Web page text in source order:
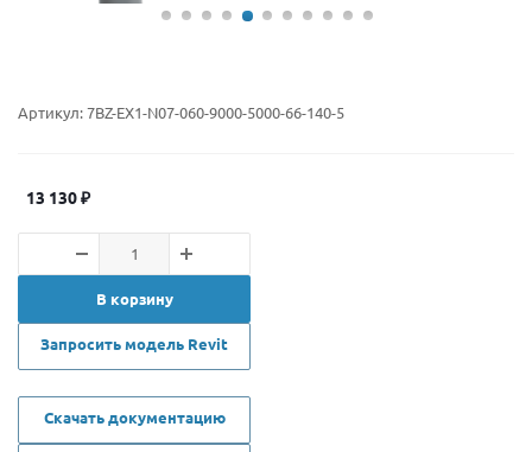
Артикул:7BZ-EX1-N07-060-9000-5000-66-140-5
13 130₽
В корзину
Запросить модель Revit
Скачать документацию